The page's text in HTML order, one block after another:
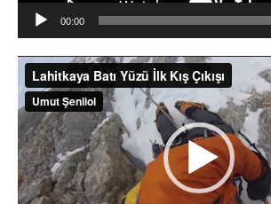
00:00
Video
oynatıcı